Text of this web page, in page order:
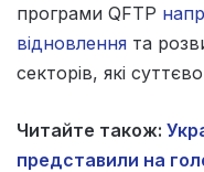
програми QFTP
відновлення та
секторів, які
Читайте також:
представили на